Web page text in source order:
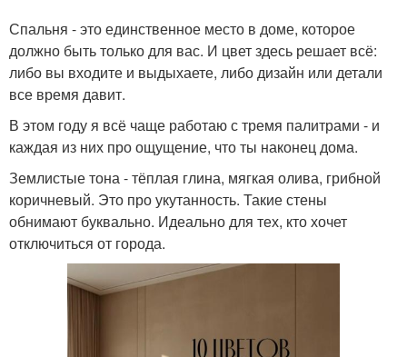
Спальня - это единственное место в доме, которое
должно быть только для вас. И цвет здесь решает всё:
либо вы входите и выдыхаете, либо дизайн или детали
все время давит.
В этом году я всё чаще работаю с тремя палитрами - и
каждая из них про ощущение, что ты наконец дома.
Землистые тона - тёплая глина, мягкая олива, грибной
коричневый. Это про укутанность. Такие стены
обнимают буквально. Идеально для тех, кто хочет
отключиться от города.